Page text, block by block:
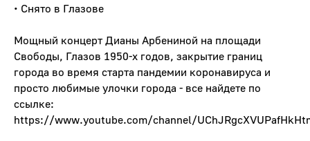
• Снято в Глазове
Мощный концерт Дианы Арбениной на площади
Свободы, Глазов 1950-х годов, закрытие границ
города во время старта пандемии коронавируса и
просто любимые улочки города - все найдете по
ссылке:
https://www.youtube.com/channel/